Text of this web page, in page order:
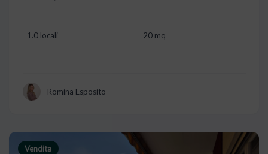
1.0 locali 20 mq
Romina Esposito
Vendita